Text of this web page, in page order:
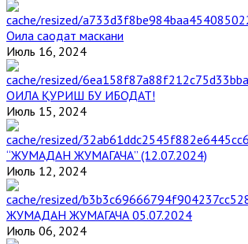
Оила саодат маскани
Июль 16, 2024
ОИЛА ҚУРИШ БУ ИБОДАТ!
Июль 15, 2024
“ЖУМАДАН ЖУМАГАЧА” (12.07.2024)
Июль 12, 2024
ЖУМАДАН ЖУМАГАЧА 05.07.2024
Июль 06, 2024